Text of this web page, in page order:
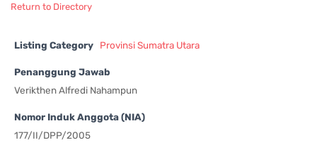
Return to Directory
Listing Category Provinsi Sumatra Utara
Penanggung Jawab
Verikthen Alfredi Nahampun
Nomor Induk Anggota (NIA)
177/II/DPP/2005